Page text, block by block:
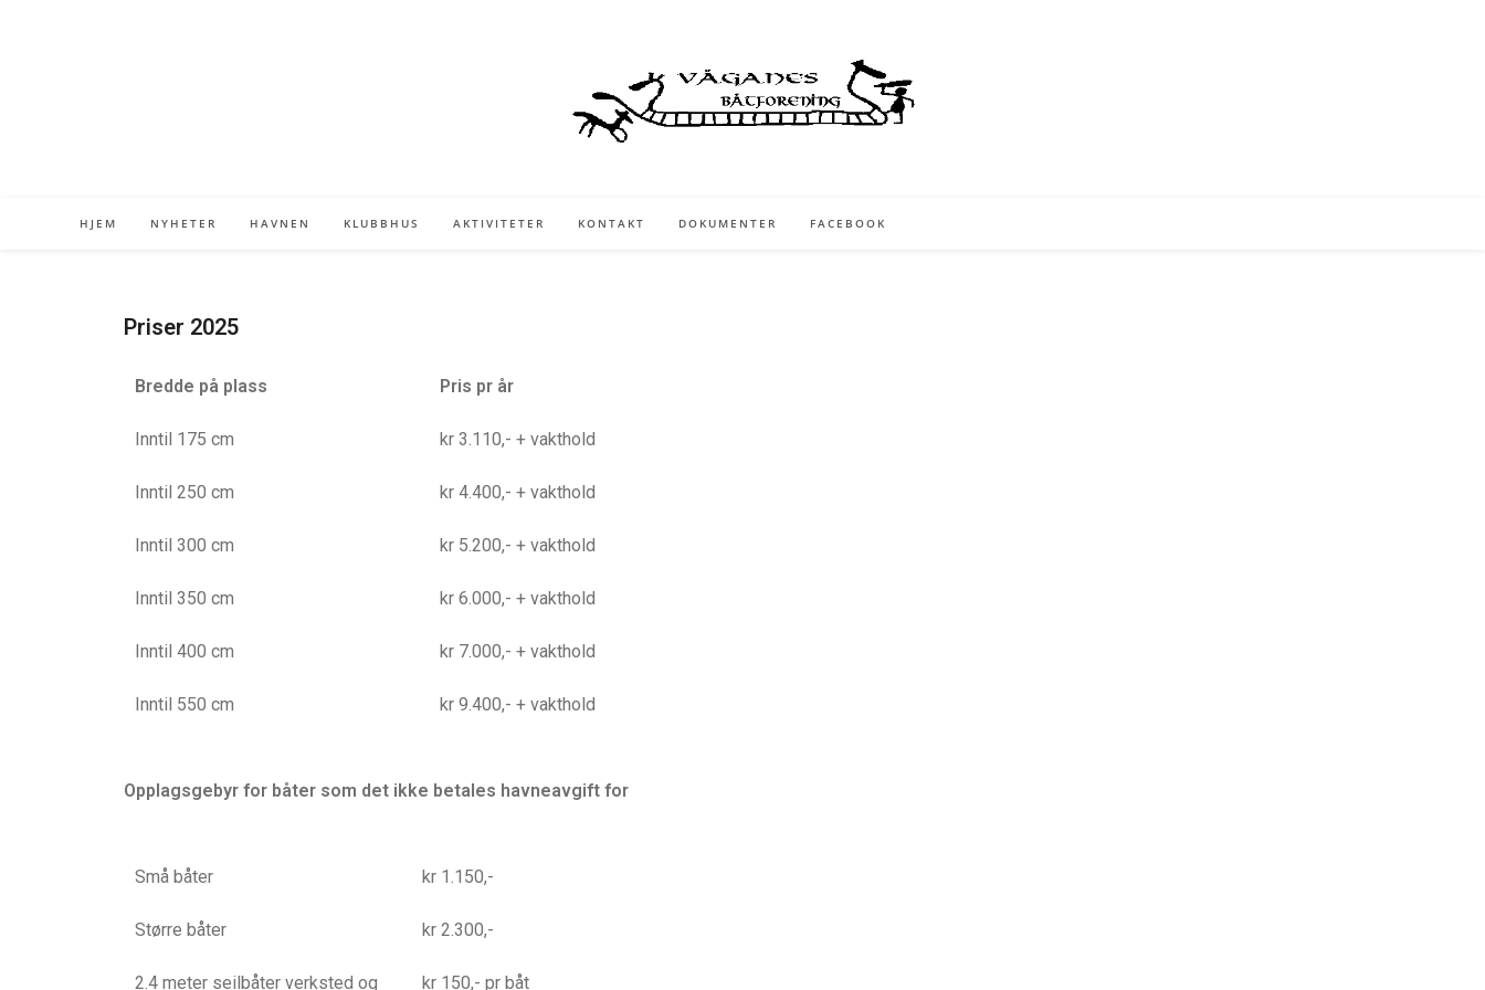
HJEM NYHETER HAVNEN KLUBBHUS AKTIVITETER KONTAKT DOKUMENTER FACEBOOK
Priser 2025
Bredde på plass
Inntil 175 cm
Inntil 250 cm
Inntil 300 cm
Inntil 350 cm
Inntil 400 cm
Inntil 550 cm
Pris pr år
kr 3.110,- + vakthold
kr 4.400,- + vakthold
kr 5.200,- + vakthold
kr 6.000,- + vakthold
kr 7.000,- + vakthold
kr 9.400,- + vakthold
Opplagsgebyr for båter som det ikke betales havneavgift for
Små båter
Større båter
2.4 meter seilbåter verksted og
kr 1.150,-
kr 2.300,-
kr 150,- pr båt